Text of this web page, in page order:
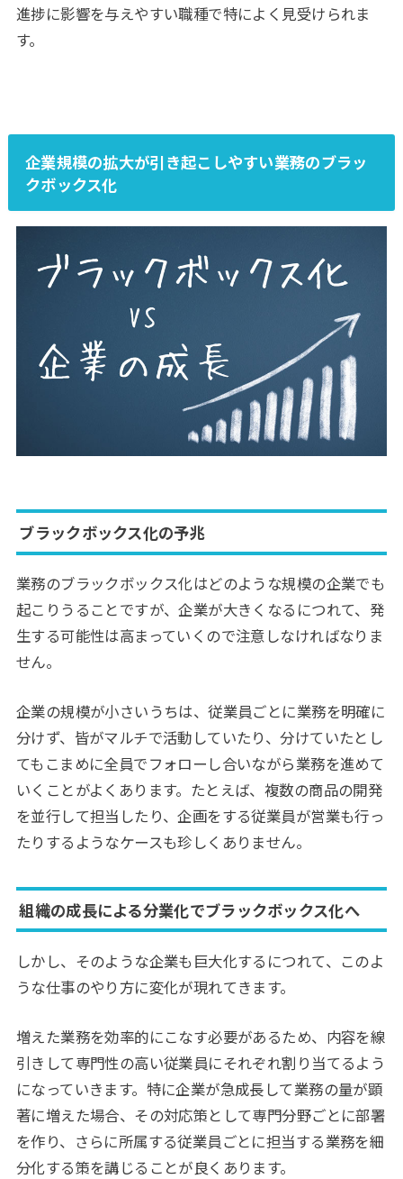
進捗に影響を与えやすい職種で特によく見受けられま
す。
企業規模の拡大が引き起こしやすい業務のブラッ
クボックス化
ブラックボックス化の予兆
業務のブラックボックス化はどのような規模の企業でも
起こりうることですが、企業が大きくなるにつれて、発
生する可能性は高まっていくので注意しなければなりま
せん。
企業の規模が小さいうちは、従業員ごとに業務を明確に
分けず、皆がマルチで活動していたり、分けていたとし
てもこまめに全員でフォローし合いながら業務を進めて
いくことがよくあります。たとえば、複数の商品の開発
を並行して担当したり、企画をする従業員が営業も行っ
たりするようなケースも珍しくありません。
組織の成長による分業化でブラックボックス化へ
しかし、そのような企業も巨大化するにつれて、このよ
うな仕事のやり方に変化が現れてきます。
増えた業務を効率的にこなす必要があるため、内容を線
引きして専門性の高い従業員にそれぞれ割り当てるよう
になっていきます。特に企業が急成長して業務の量が顕
著に増えた場合、その対応策として専門分野ごとに部署
を作り、さらに所属する従業員ごとに担当する業務を細
分化する策を講じることが良くあります。